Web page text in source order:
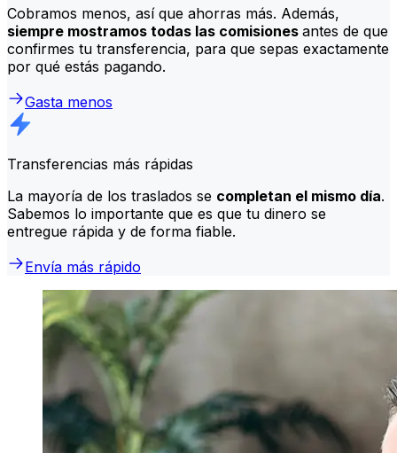
Cobramos menos, así que ahorras más. Además,
siempre mostramos todas las comisiones antes de que
confirmes tu transferencia, para que sepas exactamente
por qué estás pagando.
Gasta menos
Transferencias más rápidas
La mayoría de los traslados se completan el mismo día.
Sabemos lo importante que es que tu dinero se
entregue rápida y de forma fiable.
Envía más rápido